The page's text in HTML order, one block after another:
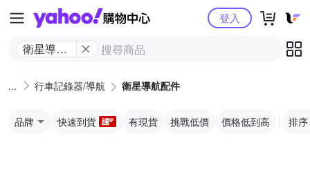
Yahoo購物中心
衛星導航
登入
行車記錄器/導航 衛星導航配件
品牌 快速到貨 有現貨 挑戰低價 價格低到高 排序